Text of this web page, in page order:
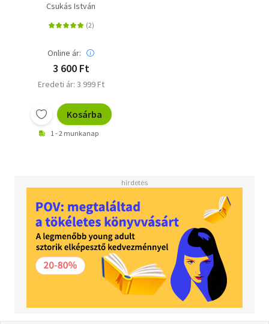
Csukás István
Online ár:
3 600 Ft
Eredeti ár: 3 999 Ft
Kosárba
1 - 2 munkanap